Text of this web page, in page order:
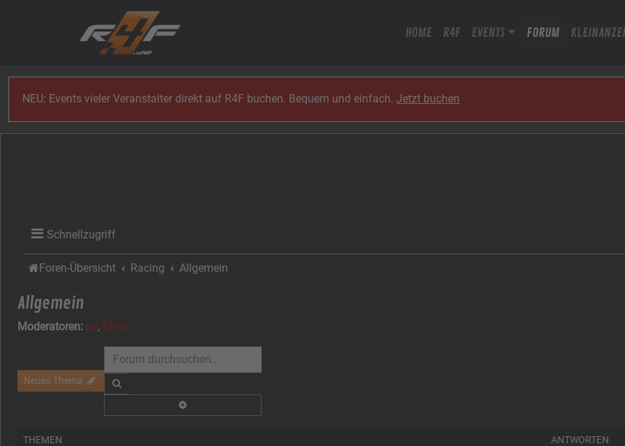
HOME R4F EVENTS FORUM
NEU: Events vieler Veranstalter direkt auf R4F buchen. Bequem und einfach.Jetzt buchen
Schnellzugriff
Foren-Übersicht Racing Allgemein
Allgemein
Moderatoren: as, Chris
Neues Thema
THEMEN ANTWORTEN